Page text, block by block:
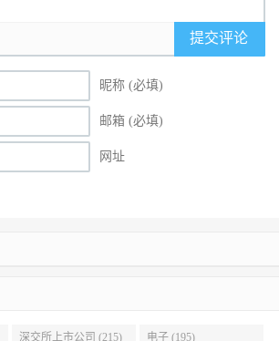
提交评论
昵称 (必填)
邮箱 (必填)
网址
深交所上市公司 (215) 电子 (195)